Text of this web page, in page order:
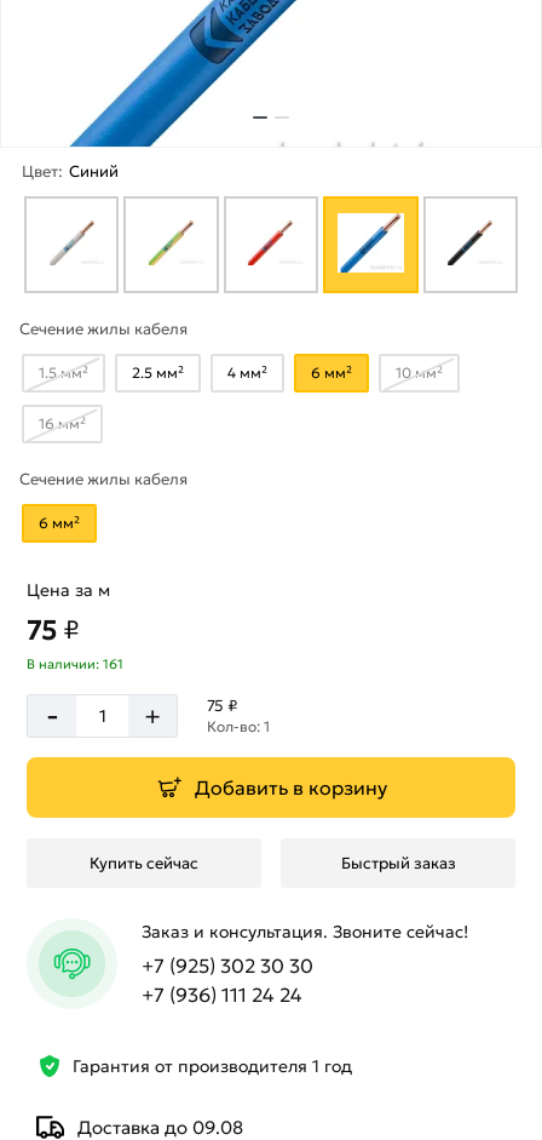
Цвет: Синий
Сечение жилы кабеля
1.5 мм² 2.5 мм² 4 мм² 6 мм² 10 мм²
16 мм²
Сечение жилы кабеля
6 мм²
Гарантия от производителя 1 год
Доставка до 09.08
Цена за м
75 ₽
В наличии: 161
- + 75 ₽
Кол-во: 1
Добавить в корзину
Купить сейчас Быстрый заказ
Заказ и консультация. Звоните сейчас!
+7 (925) 302 30 30
+7 (936) 111 24 24